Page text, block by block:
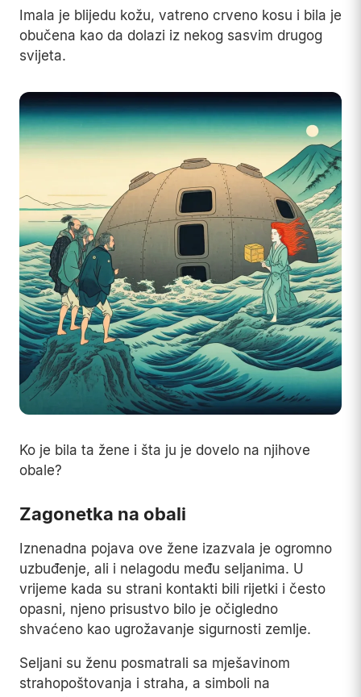
Imala je blijedu kožu, vatreno crveno kosu i bila je
obučena kao da dolazi iz nekog sasvim drugog
svijeta.
Ko je bila ta žene i šta ju je dovelo na njihove
obale?
Zagonetka na obali
Iznenadna pojava ove žene izazvala je ogromno
uzbuđenje, ali i nelagodu među seljanima. U
vrijeme kada su strani kontakti bili rijetki i često
opasni, njeno prisustvo bilo je očigledno
shvaćeno kao ugrožavanje sigurnosti zemlje.
Seljani su ženu posmatrali sa mješavinom
strahopoštovanja i straha, a simboli na